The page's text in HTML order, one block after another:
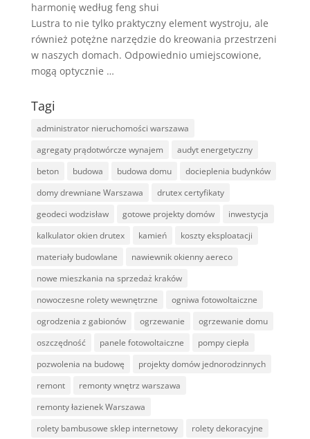
harmonię według feng shui
Lustra to nie tylko praktyczny element wystroju, ale
również potężne narzędzie do kreowania przestrzeni
w naszych domach. Odpowiednio umiejscowione,
mogą optycznie …
Tagi
administrator nieruchomości warszawa
agregaty prądotwórcze wynajem
audyt energetyczny
beton
budowa budowa domu
docieplenia budynków
domy drewniane Warszawa
drutex certyfikaty
geodeci wodzisław
gotowe projekty domów
inwestycja
kalkulator okien drutex
kamień
koszty eksploatacji
materiały budowlane
nawiewnik okienny aereco
nowe mieszkania na sprzedaż kraków
nowoczesne rolety wewnętrzne
ogniwa fotowoltaiczne
ogrodzenia z gabionów
ogrzewanie
ogrzewanie domu
oszczędność
panele fotowoltaiczne
pompy ciepła
pozwolenia na budowę
projekty domów jednorodzinnych
remont
remonty wnętrz warszawa
remonty łazienek Warszawa
rolety bambusowe sklep internetowy
rolety dekoracyjne